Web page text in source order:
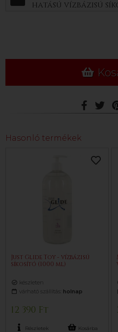
hatású vízbázisú
Hasonló termékek
Just Glide Toy - vízbázisú
síkosító (1000 ml)
készleten
várható szállítás: holnap
12 390 Ft
Részletek Kosárba